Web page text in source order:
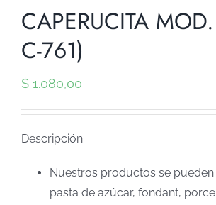
CAPERUCITA
C-761)
$ 1.080,00
Descripción
Nuestros productos se
pasta de azúcar, fondant,